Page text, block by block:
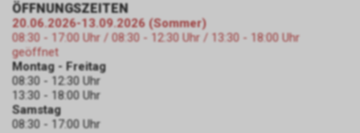
ÖFFNUNGSZEITEN
20.06.2026-13.09.2026 (Sommer)
08:30 - 17:00 Uhr / 08:30 - 12:30 Uhr / 13:30 - 18:00 Uhr
geöffnet
Montag - Freitag
08:30 - 12:30 Uhr
13:30 - 18:00 Uhr
Samstag
08:30 - 17:00 Uhr